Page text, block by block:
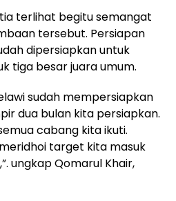
terlihat begitu semangat
tersebut. Persiapan
dipersiapkan untuk
tiga besar juara umum.
sudah mempersiapkan
dua bulan kita persiapkan.
cabang kita ikuti.
target kita masuk
ungkap Qomarul Khair,